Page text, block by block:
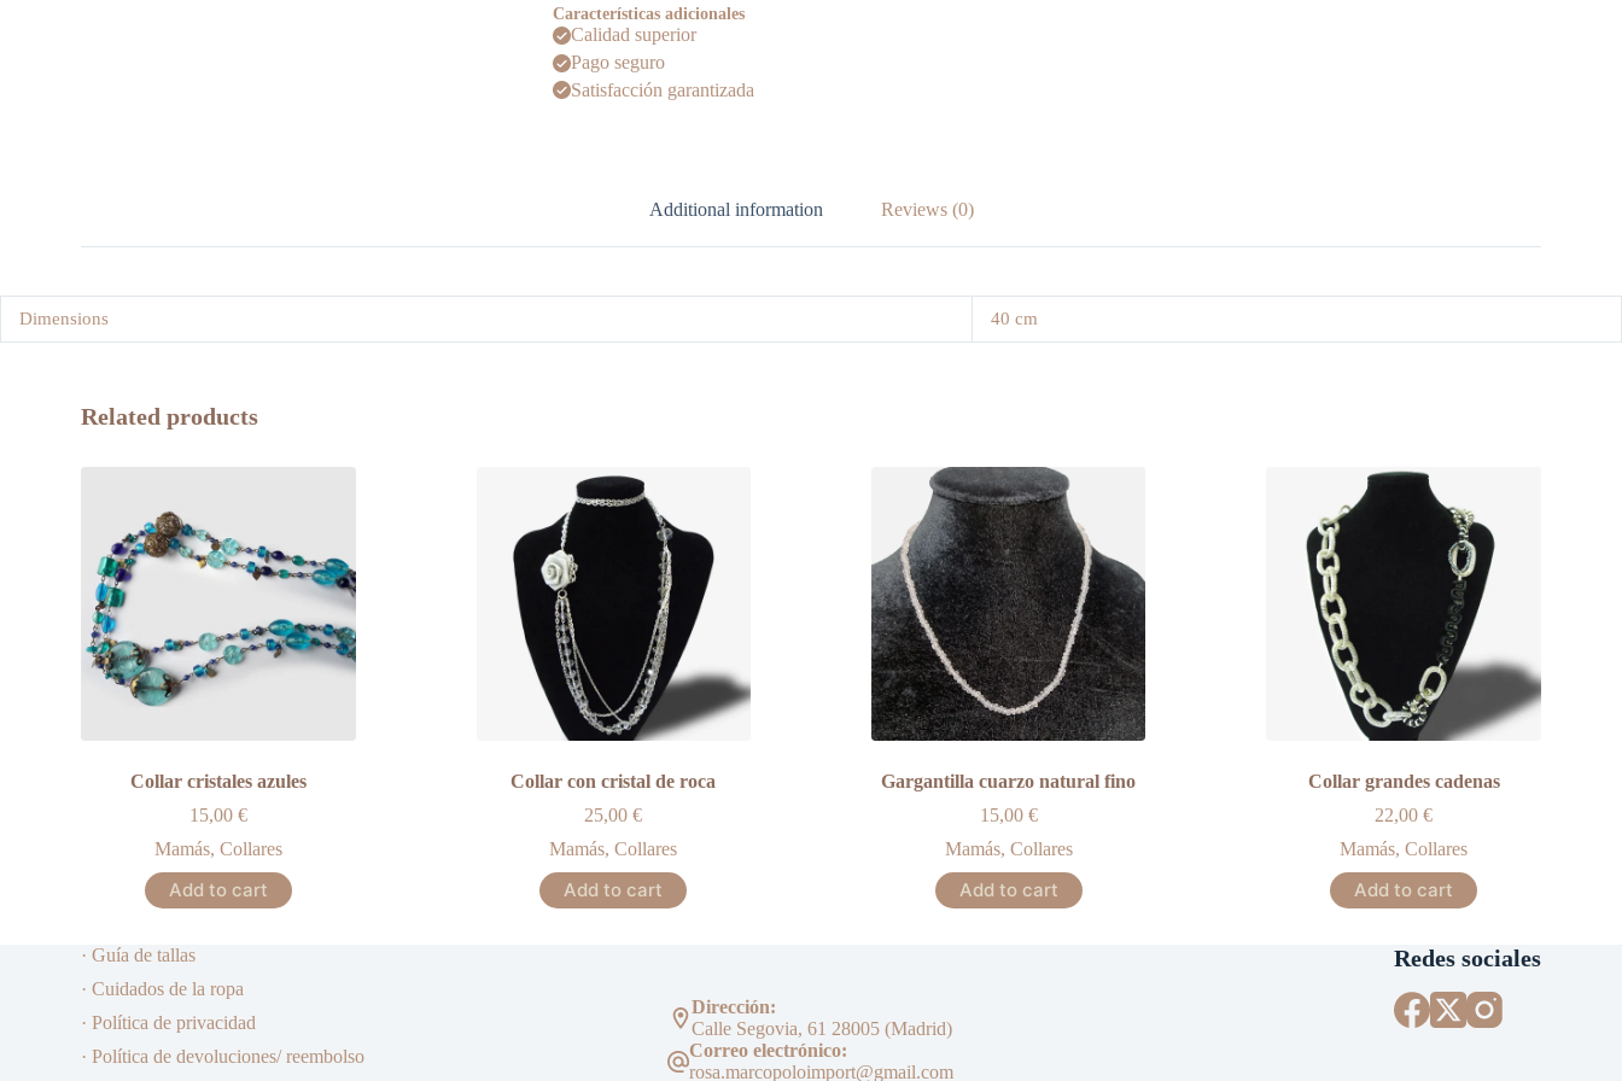
Características adicionales
Calidad superior
Pago seguro
Satisfacción garantizada
Additional information Reviews (0)
Dimensions 40 cm
Related products
Collar cristales azules
15,00 €
Mamás, Collares
Add to cart
Collar con cristal de roca
25,00€
Mamás,Collares
Add to cart
Gargantilla cuarzo natural fino
15,00 €
Mamás, Collares
Add to cart
Collar grandes cadenas
22,00€
Mamás,Collares
Add to cart
· Guía de tallas
· Cuidados de la ropa
· Política de privacidad
· Política de devoluciones/ reembolso
Dirección:
Calle Segovia, 61 28005 (Madrid)
Correo electrónico:
rosa.marcopoloimport@gmail.com
Redes sociales